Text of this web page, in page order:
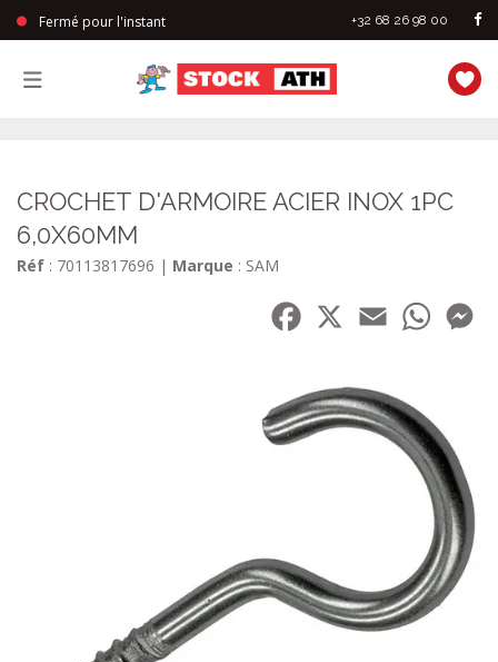
Fermé pour l'instant +32 68 26 98 00
CROCHET D'ARMOIRE ACIER INOX 1PC
6,0X60MM
Réf : 70113817696 | Marque : SAM
Facebook
Email